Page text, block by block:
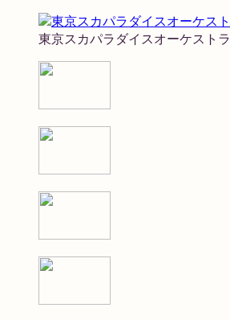
東京スカパラダイスオーケストラ